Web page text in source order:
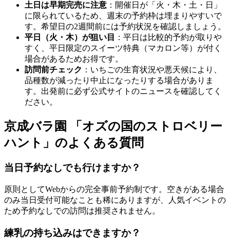
土日は早期完売に注意 ：開催日が「火・木・土・日」
に限られているため、週末の予約枠は埋まりやすいで
す。希望日の2週間前には予約状況を確認しましょう。
平日（火・木）が狙い目
：平日は比較的予約が取りや
すく、平日限定のスイーツ特典（マカロン等）が付く
場合があるためお得です。
訪問前チェック ：いちごの生育状況や悪天候により、
品種数が減ったり中止になったりする場合がありま
す。出発前に必ず公式サイトのニュースを確認してく
ださい。
京成バラ園 「オズの国のストロベリー
ハント」のよくある質問
当日予約なしでも行けますか？
原則としてWebからの完全事前予約制です。空きがある場合
のみ当日受付可能なことも稀にありますが、人気イベントの
ため予約なしでの訪問は推奨されません。
練乳の持ち込みはできますか？